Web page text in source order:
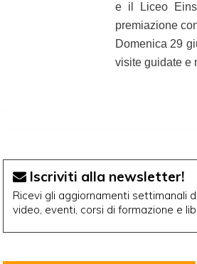
e il Liceo
premiazione
Domenica 29
visite guidate e
Iscriviti alla newsletter!
Ricevi gli aggiornamenti settimanali
video, eventi, corsi di formazione e